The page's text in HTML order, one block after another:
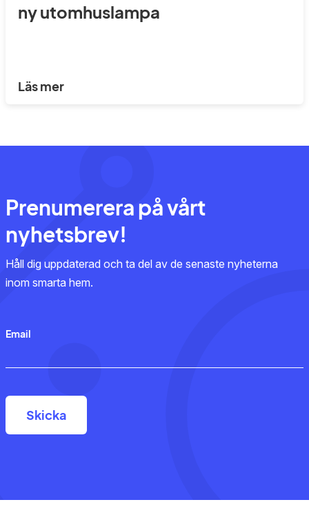
ny utomhuslampa
Läs mer
Prenumerera på vårt
nyhetsbrev!
Håll dig uppdaterad och ta del av de senaste nyheterna
inom smarta hem.
Email